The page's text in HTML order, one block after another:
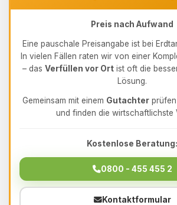
Preis nach Aufwand
Eine pauschale Preisangabe ist bei
In vielen Fällen raten wir von einer
– das Verfüllen vor Ort ist oft die
Lösung.
Gemeinsam mit einem Gutachter
und finden die wirtschaftlichste
Kostenlose Beratung:
0800 - 455 455 2
Kontaktformular